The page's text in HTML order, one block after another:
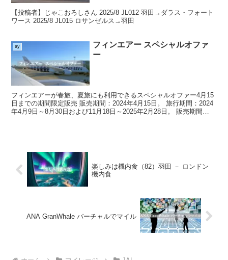
【投稿者】じゃこおろしさん 2025/8 JL012 羽田→ダラス・フォート
ワース 2025/8 JL015 ロサンゼルス→羽田
ay
フィンエアー スペシャルオファ
ー
フィンエアーが春旅、夏旅にも利用できるスペシャルオファー4月15
日までの期間限定販売 販売期間：2024年4月15日。 旅行期間：2024
年4月9日～8月30日および11月18日～2025年2月28日。 販売期間
楽しみは機内食（82）羽田 － ロンドン
機内食
ANA GranWhale バーチャルでマイル